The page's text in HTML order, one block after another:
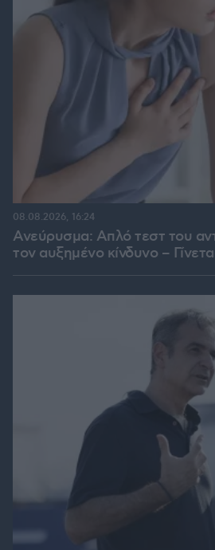
Ανεύρυσμα: Απλό τεστ του
τον αυξημένο κίνδυνο –
08.08.2026, 16:24